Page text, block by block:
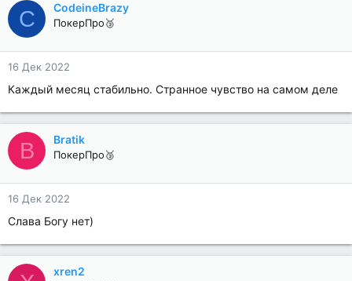
C CodeineBrazy
ПокерПро🥉
16 Дек 2022
Каждый месяц стабильно. Странное чувство на самом деле
B Bratik
ПокерПро🥉
16 Дек 2022
Слава Богу нет)
xren2